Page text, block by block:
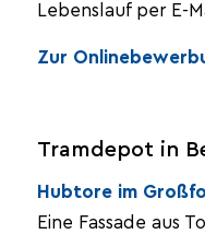
Lebenslauf per E-
Zur
Tramdepot in
Hubtore im
Eine Fassade aus